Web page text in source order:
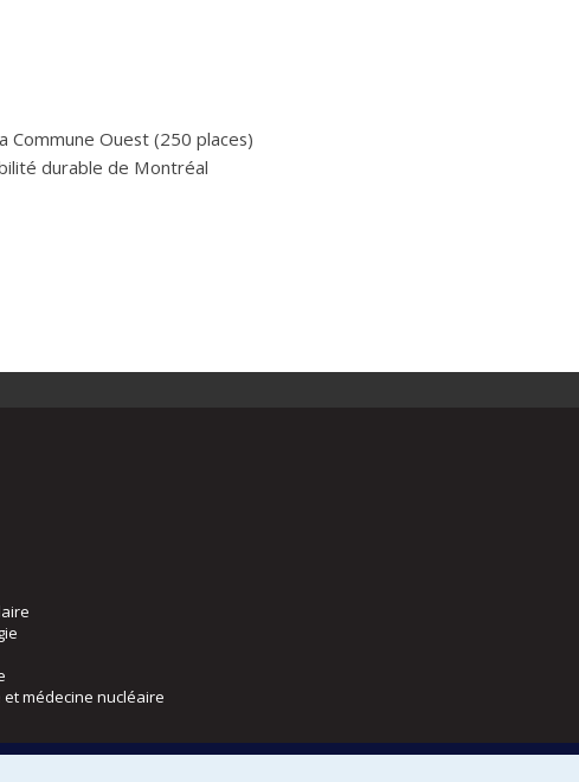
Commune Ouest (250 places)
durable de Montréal
médecine nucléaire